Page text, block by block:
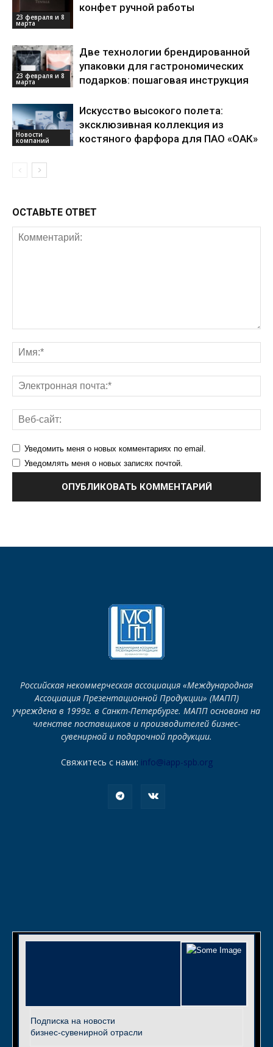
23 февраля и 8
марта
конфет ручной работы
23 февраля и 8
марта
Две технологии брендированной
упаковки для гастрономических
подарков: пошаговая инструкция
Новости
компаний
Искусство высокого полета:
эксклюзивная коллекция из
костяного фарфора для ПАО «ОАК»
ОСТАВЬТЕ ОТВЕТ
Уведомить меня о новых комментариях по email.
Уведомлять меня о новых записях почтой.
Российская некоммерческая ассоциация «Международная
Ассоциация Презентационной Продукции» (МАПП)
учреждена в 1999г. в Санкт-Петербурге. МАПП основана на
членстве поставщиков и производителей бизнес-
сувенирной и подарочной продукции.
Свяжитесь с нами: info@iapp-spb.org
Подписка на новости
бизнес-сувенирной отрасли